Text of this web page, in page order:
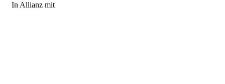
In Allianz mit